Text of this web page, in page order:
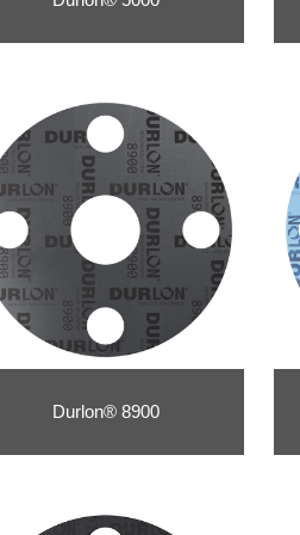
Durlon® 8900